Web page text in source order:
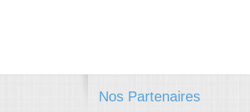
Nos Partenaires